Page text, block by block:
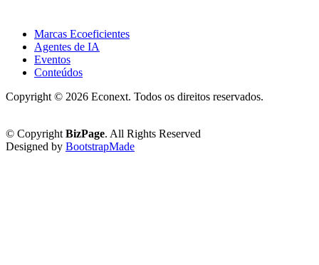
Marcas Ecoeficientes
Agentes de IA
Eventos
Conteúdos
Copyright © 2026 Econext. Todos os direitos reservados.
© Copyright BizPage. All Rights Reserved
Designed by BootstrapMade